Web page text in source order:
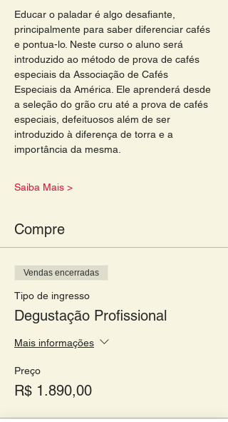
Educar o paladar é algo desafiante,
principalmente para saber diferenciar cafés
e pontua-lo. Neste curso o aluno será
introduzido ao método de prova de cafés
especiais da Associação de Cafés
Especiais da América. Ele aprenderá desde
a seleção do grão cru até a prova de cafés
especiais, defeituosos além de ser
introduzido à diferença de torra e a
importância da mesma.
Saiba Mais >
Compre
Vendas encerradas
Tipo de ingresso
Degustação Profissional
Mais informações
Preço
R$ 1.890,00